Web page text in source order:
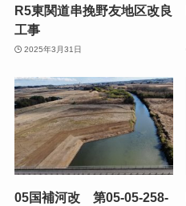
R5東関道串挽野友地区改良
工事
2025年3月31日
05国補河改 第05-05-258-